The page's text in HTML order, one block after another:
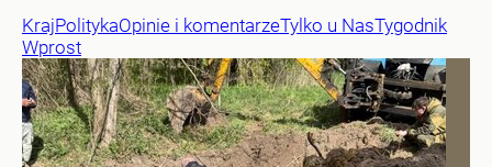
KrajPolitykaOpinie i komentarzeTylko u NasTygodnik
Wprost